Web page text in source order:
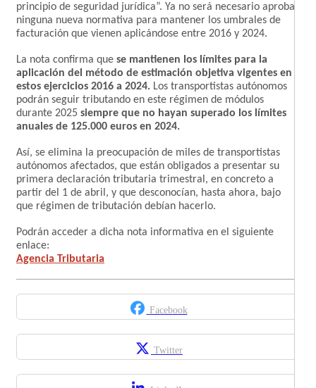
principio de seguridad jurídica”. Ya no será necesario aprobar
ninguna nueva normativa para mantener los umbrales de
facturación que vienen aplicándose entre 2016 y 2024.
La nota confirma que se mantienen los límites para la
aplicación del método de estimación objetiva vigentes en
estos ejercicios 2016 a 2024. Los transportistas autónomos
podrán seguir tributando en este régimen de módulos
durante 2025 siempre que no hayan superado los límites
anuales de 125.000 euros en 2024.
Así, se elimina la preocupación de miles de transportistas
autónomos afectados, que están obligados a presentar su
primera declaración tributaria trimestral, en concreto a
partir del 1 de abril, y que desconocían, hasta ahora, bajo
que régimen de tributación debían hacerlo.
Podrán acceder a dicha nota informativa en el siguiente
enlace:
Agencia Tributaria
Facebook
Twitter